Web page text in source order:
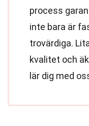
process
inte bara är
trovärdiga.
kvalitet och
lär dig med